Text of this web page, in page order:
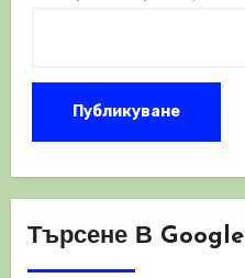
Търсене В Google